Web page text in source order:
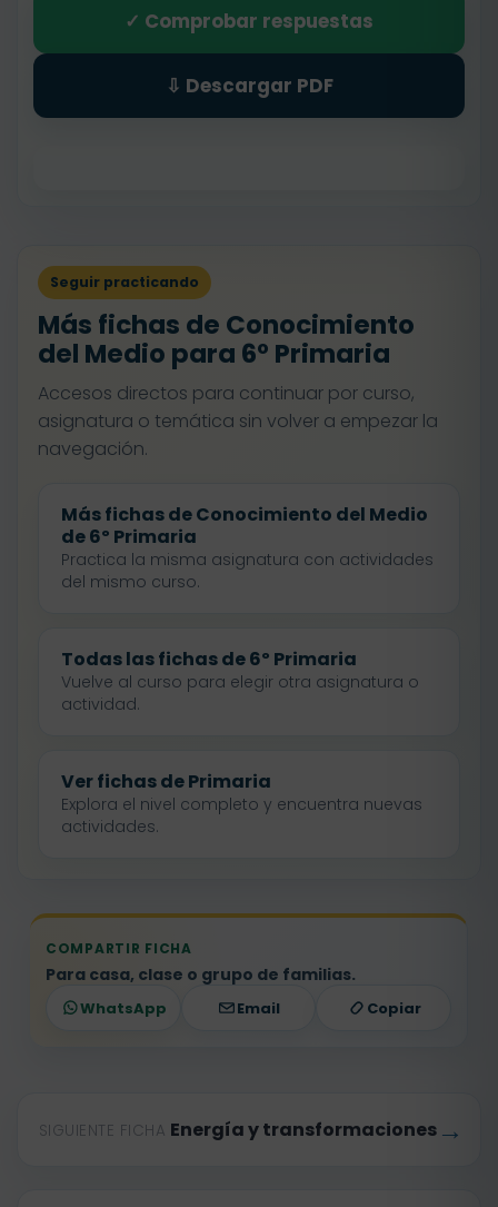
✓ Comprobar respuestas
⇩ Descargar PDF
Seguir practicando
Más fichas de Conocimiento
del Medio para 6º Primaria
Accesos directos para continuar por curso,
asignatura o temática sin volver a empezar la
navegación.
Más fichas de Conocimiento del Medio
de 6º Primaria
Practica la misma asignatura con actividades
del mismo curso.
Todas las fichas de 6º Primaria
Vuelve al curso para elegir otra asignatura o
actividad.
Ver fichas de Primaria
Explora el nivel completo y encuentra nuevas
actividades.
COMPARTIR FICHA
Para casa, clase o grupo de familias.
WhatsApp Email Copiar
SIGUIENTE FICHA Energía y transformaciones →